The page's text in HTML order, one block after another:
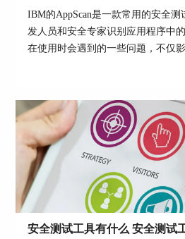
洞。它在接口安全测试方面
供了高度定制的能力。
出，是因为其强大的漏洞检
可扩展性，使其成为保护Web
击的不可或缺的工具。通过使
敏感数据免受潜在的威胁。
IBM的AppScan是一款常用的安全
发人员和安全专家识别应用程序中
在使用时会遇到的一些问题，不仅
增加了运维的复杂性。本文将为您
安全测试工具有什么 安全测试